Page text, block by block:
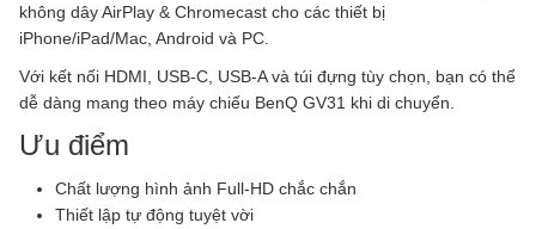
không dây AirPlay & Chromecast cho các thiết bị
iPhone/iPad/Mac, Android và PC.
Với kết nối HDMI, USB-C, USB-A và túi đựng tùy chọn, bạn có thể
dễ dàng mang theo máy chiếu BenQ GV31 khi di chuyển.
Ưu điểm
Chất lượng hình ảnh Full-HD chắc chắn
Thiết lập tự động tuyệt vời